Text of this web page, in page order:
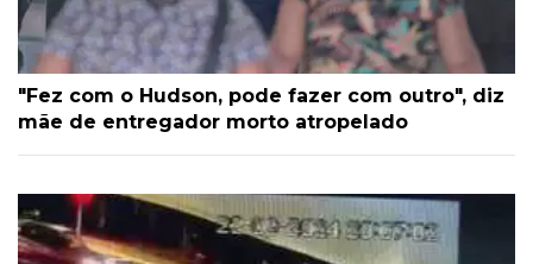
"Fez com o Hudson, pode fazer com outro", diz
mãe de entregador morto atropelado